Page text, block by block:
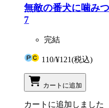
無敵の番犬に噛み
7
完結
110/¥121(税込)
カートに追加
カートに追加しました